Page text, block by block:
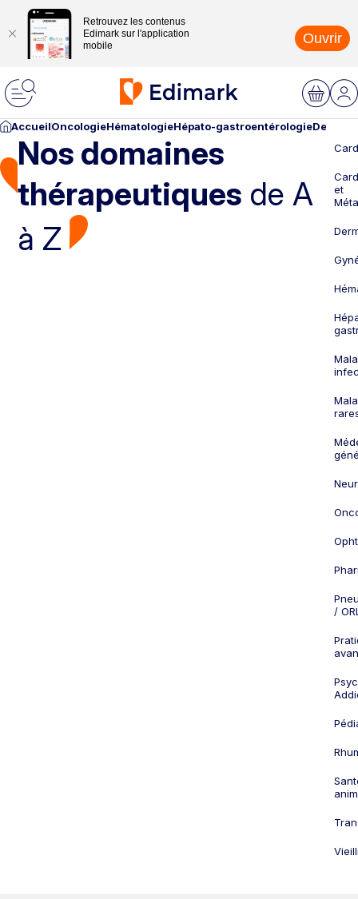
Retrouvez les contenus
Edimark sur l'application
mobile
Ouvrir
AccueilOncologieHématologieHépato-gastroentérologie
Nos domaines
thérapeutiques de A
à Z
et
/